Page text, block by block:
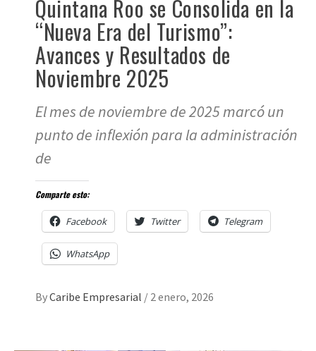
Quintana Roo se Consolida en la
“Nueva Era del Turismo”:
Avances y Resultados de
Noviembre 2025
El mes de noviembre de 2025 marcó un
punto de inflexión para la administración
de
Comparte esto:
Facebook Twitter Telegram
WhatsApp
ByCaribe Empresarial / 2 enero, 2026